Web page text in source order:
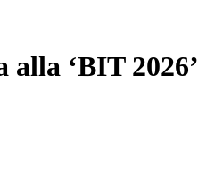
‘BIT 2026’